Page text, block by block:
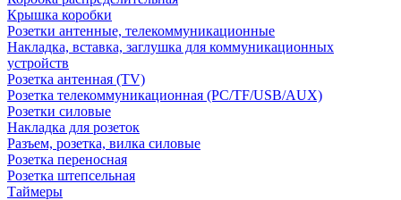
Крышка коробки
Розетки антенные, телекоммуникационные
Накладка, вставка, заглушка для коммуникационных
устройств
Розетка антенная (TV)
Розетка телекоммуникационная (PC/TF/USB/AUX)
Розетки силовые
Накладка для розеток
Разъем, розетка, вилка силовые
Розетка переносная
Розетка штепсельная
Таймеры